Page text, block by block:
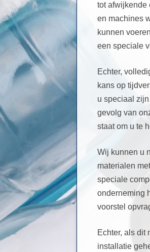
tot afwijkende
en machines
kunnen
een speciale
Echter,
kans op
u speciaal
gevolg van
staat om u te
Wij kunnen u
materialen
speciale
onderneming
voorstel
Echter, als dit
installatie